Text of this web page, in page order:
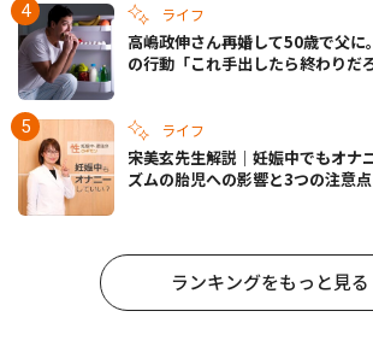
ライフ
高嶋政伸さん再婚して50歳で父に
の行動「これ手出したら終わりだ
ライフ
宋美玄先生解説｜妊娠中でもオナ
ズムの胎児への影響と3つの注意点
ランキングをもっと見る